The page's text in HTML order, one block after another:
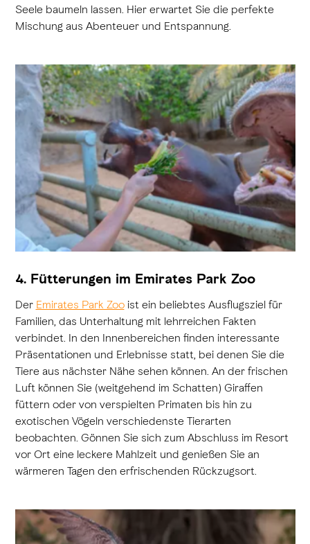
Seele baumeln lassen. Hier erwartet Sie die perfekte
Mischung aus Abenteuer und Entspannung.
4. Fütterungen im Emirates Park Zoo
Der Emirates Park Zooist ein beliebtes Ausflugsziel für
Familien, das Unterhaltung mit lehrreichen Fakten
verbindet. In den Innenbereichen finden interessante
Präsentationen und Erlebnisse statt, bei denen Sie die
Tiere aus nächster Nähe sehen können. An der frischen
Luft können Sie (weitgehend im Schatten) Giraffen
füttern oder von verspielten Primaten bis hin zu
exotischen Vögeln verschiedenste Tierarten
beobachten. Gönnen Sie sich zum Abschluss im Resort
vor Ort eine leckere Mahlzeit und genießen Sie an
wärmeren Tagen den erfrischenden Rückzugsort.